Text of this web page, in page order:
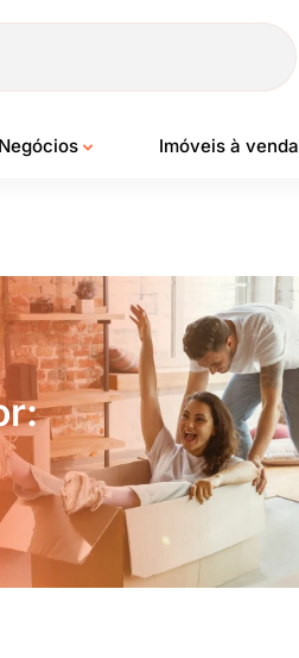
Negócios Imóveis à venda